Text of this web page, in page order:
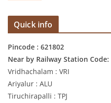
Quick info
Pincode : 621802
Near by Railway Station Code:
Vridhachalam : VRI
Ariyalur : ALU
Tiruchirapalli : TPJ